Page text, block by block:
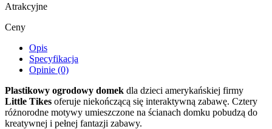
Atrakcyjne
Ceny
Opis
Specyfikacja
Opinie (0)
Plastikowy ogrodowy domek dla dzieci amerykańskiej firmy
Little Tikes oferuje niekończącą się interaktywną zabawę. Cztery
różnorodne motywy umieszczone na ścianach domku pobudzą do
kreatywnej i pełnej fantazji zabawy.